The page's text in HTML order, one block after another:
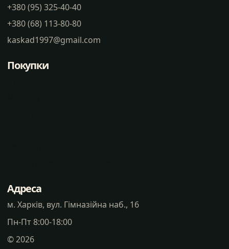
+380 (95) 325-40-40
+380 (68) 113-80-80
kaskad1997@gmail.com
Покупки
Адреса
м. Харків, вул. Гімназійна наб., 16
Пн-Пт 8:00-18:00
©2026